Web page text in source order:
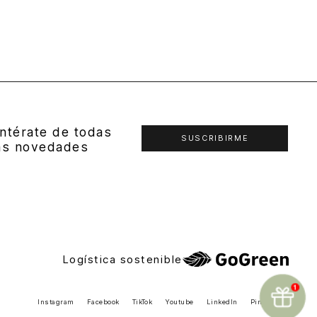
de todas
novedades
SUSCRIBIRME
Logística sostenible
Instagram Facebook TikTok Youtube LinkedIn Pinterest